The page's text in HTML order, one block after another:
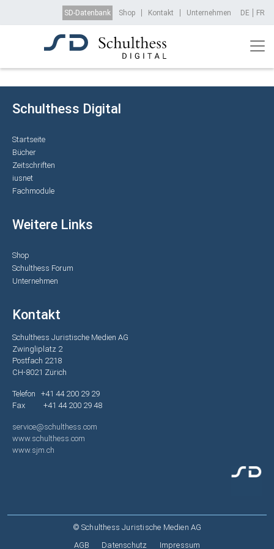
Direkt zum Inhalt
Top Menu
SD-Datenbank Shop Kontakt Unternehmen DE FR
Schulthess Digital
Startseite
Bücher
Zeitschriften
iusnet
Fachmodule
Weitere Links
Shop
Schulthess Forum
Unternehmen
Kontakt
Schulthess Juristische Medien AG
Zwingliplatz 2
Postfach 2218
CH-8021 Zürich
Telefon +41 44 200 29 29
Fax +41 44 200 29 48
service@schulthess.com
www.schulthess.com
www.sjm.ch
© Schulthess Juristische Medien AG
AGB Datenschutz Impressum